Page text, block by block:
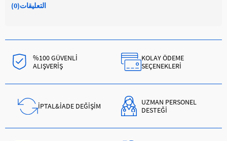
التعليقات(0)
%100 GÜVENLİ
ALIŞVERİŞ
KOLAY ÖDEME
SEÇENEKLERİ
İPTAL&İADE DEĞİŞİM
UZMAN PERSONEL
DESTEĞİ